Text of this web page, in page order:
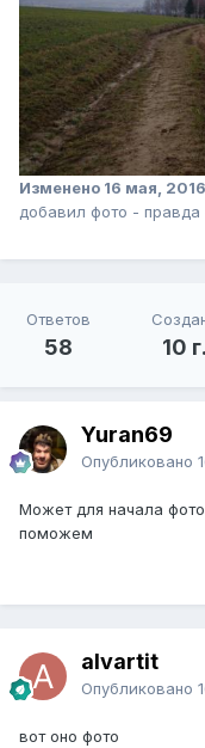
Изменено 16 мая, 2016
добавил фото -
Ответов
58 10 г.
Yuran69
Опубликовано
Может для начала
поможем
alvartit
Опубликовано
вот оно фото